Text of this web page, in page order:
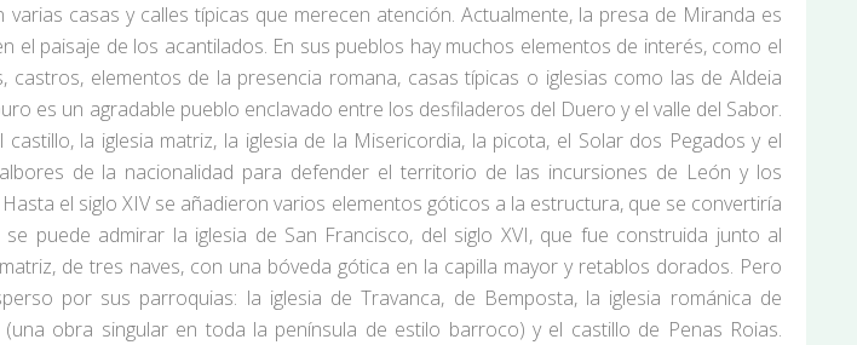
casas y calles típicas que merecen atención. Actualmente, la presa de Miranda es
paisaje de los acantilados. En sus pueblos hay muchos elementos de interés, como el
elementos de la presencia romana, casas típicas o iglesias como las de Aldeia
es un agradable pueblo enclavado entre los desfiladeros del Duero y el valle del Sabor.
la iglesia matriz, la iglesia de la Misericordia, la picota, el Solar dos Pegados y el
de la nacionalidad para defender el territorio de las incursiones de León y los
el siglo XIV se añadieron varios elementos góticos a la estructura, que se convertiría
puede admirar la iglesia de San Francisco, del siglo XVI, que fue construida junto al
de tres naves, con una bóveda gótica en la capilla mayor y retablos dorados. Pero
por sus parroquias: la iglesia de Travanca, de Bemposta, la iglesia románica de
obra singular en toda la península de estilo barroco) y el castillo de Penas Roias.